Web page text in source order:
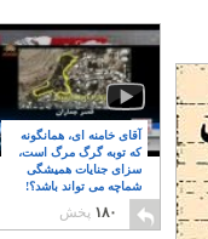
آقای خامنه ای، همانگونه
که توبه گرگ مرگ است،
سزای جنایات همیشگی
شماچه می تواند باشد؟!
۸
۱۸۰ پخش